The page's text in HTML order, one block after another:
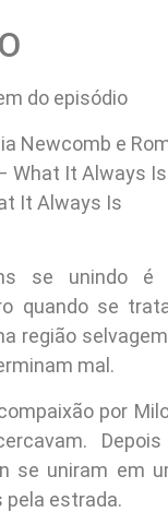
Newcomb e
What It Always Is
It Always Is
se unindo
quando se
região
mal.
por
se uniram em
estrada.